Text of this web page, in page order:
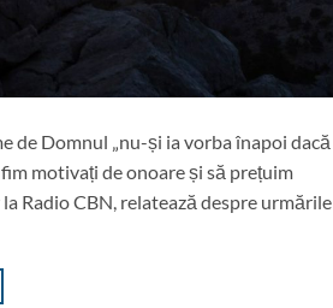
de Domnul „nu-și ia vorba înapoi dacă
motivați de onoare și să prețuim
Radio CBN, relatează despre urmările